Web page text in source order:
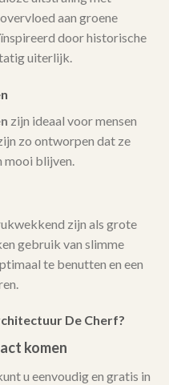
aan groene
door historische
uiterlijk.
zijn ideaal voor mensen
zo ontworpen dat ze
mooi blijven.
zijn als grote
gebruik van slimme
te benutten en een
De Cherf?
komen
u eenvoudig en gratis in